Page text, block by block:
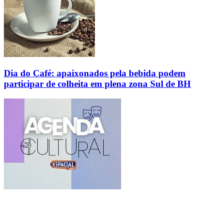
Dia do Café: apaixonados pela bebida podem
participar de colheita em plena zona Sul de BH